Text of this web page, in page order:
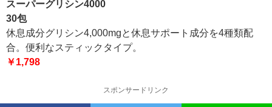
スーパーグリシン4000
30包
休息成分グリシン4,000mgと休息サポート成分を4種類配
合。便利なスティックタイプ。
￥1,798
スポンサードリンク